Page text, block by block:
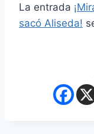
La entrada
sacó Aliseda!